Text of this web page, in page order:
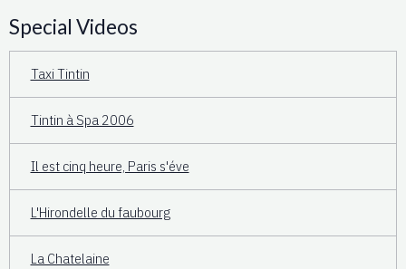
Special Videos
Taxi Tintin
Tintin à Spa 2006
Il est cinq heure, Paris s'éve
L'Hirondelle du faubourg
La Chatelaine